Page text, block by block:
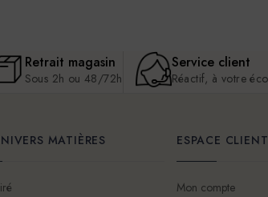
Retrait magasin
Sous 2h ou 48/72h
Service client
Réactif, à votre
MATIÈRES ESPACE CLIENT
Mon compte